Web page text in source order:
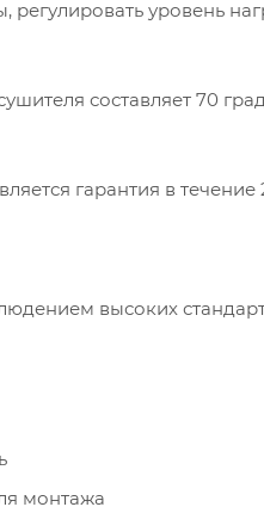
регулировать уровень
составляет 70
гарантия в
высоких
монтажа